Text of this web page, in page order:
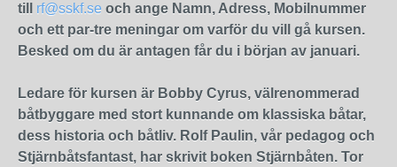
till rf@sskf.se och ange Namn, Adress, Mobilnummer
och ett par-tre meningar om varför du vill gå kursen.
Besked om du är antagen får du i början av januari.
Ledare för kursen är Bobby Cyrus, välrenommerad
båtbyggare med stort kunnande om klassiska båtar,
dess historia och båtliv. Rolf Paulin, vår pedagog och
Stjärnbåtsfantast, har skrivit boken Stjärnbåten. Tor